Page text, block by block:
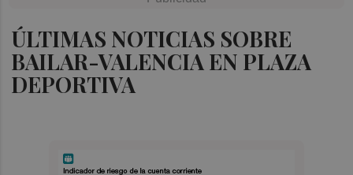
ÚLTIMAS NOTICIAS SOBRE
BAILAR-VALENCIA EN PLAZA
DEPORTIVA